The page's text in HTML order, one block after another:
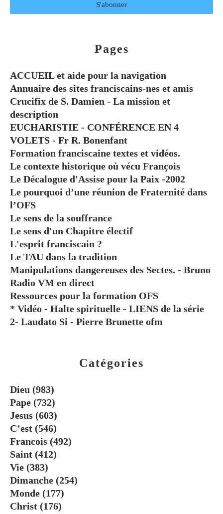
Catégories
Dieu (983)
Pape (732)
Jesus (603)
C’est (546)
Francois (492)
Saint (412)
Vie (383)
Dimanche (254)
Monde (177)
Christ (176)
Pages
ACCUEIL et aide pour la navigation
Annuaire des sites franciscains-nes et amis
Crucifix de S. Damien - La mission et
description
EUCHARISTIE - CONFÉRENCE EN 4
VOLETS - Fr R. Bonenfant
Formation franciscaine textes et vidéos.
Le contexte historique où vécu François
Le Décalogue d'Assise pour la Paix -2002
Le pourquoi d’une réunion de Fraternité dans
l’OFS
Le sens de la souffrance
Le sens d'un Chapitre électif
L'esprit franciscain ?
Le TAU dans la tradition
Manipulations dangereuses des Sectes. - Bruno
Radio VM en direct
Ressources pour la formation OFS
* Vidéo - Halte spirituelle - LIENS de la série
2- Laudato Si - Pierre Brunette ofm